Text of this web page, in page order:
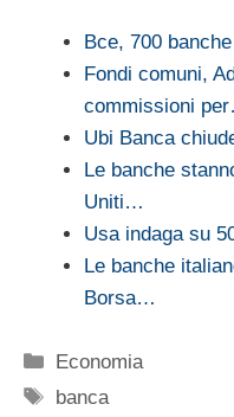
Bce, 700
Fondi comuni,
commissioni
Ubi Banca
Le banche
Uniti…
Usa indaga su
Le banche
Borsa…
Categorie
Economia
Tag
banca